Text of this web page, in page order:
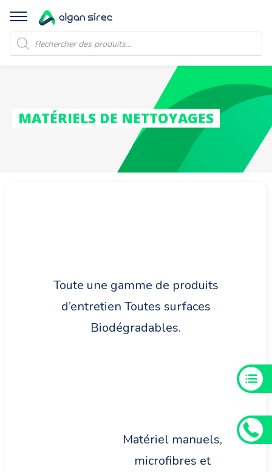
Recherche
de
produits
MATÉRIELS DE NETTOYAGES
Toute une gamme de produits
d’entretien Toutes surfaces
Biodégradables.
Matériel manuels,
microfibres et